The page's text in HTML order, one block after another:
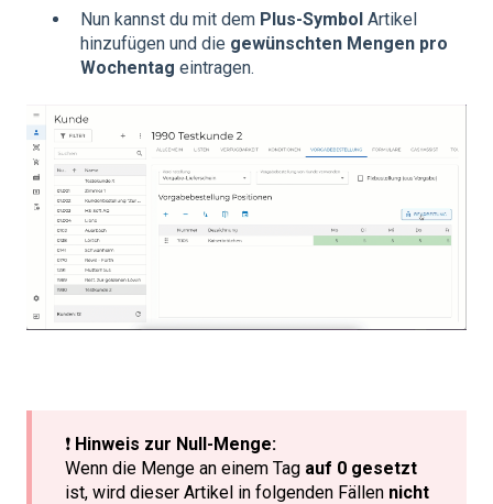
Nun kannst du mit dem Plus-Symbol Artikel
hinzufügen und die gewünschten Mengen pro
Wochentag eintragen.
❗ Hinweis zur Null-Menge:
Wenn die Menge an einem Tag auf 0 gesetzt
ist, wird dieser Artikel in folgenden Fällen nicht